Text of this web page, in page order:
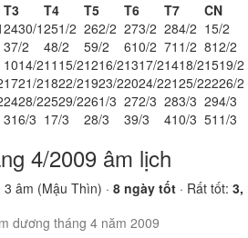
T3 T4 T5 T6 T7
CN
2430/1251/2 262/2 273/2 284/2 15/2
37/2 48/2 59/2 610/2 711/2 812/2
1014/211 15/21216/21317/21418/21519/2
1721/21822/21923/22024/22125/22226/2
2428/22529/2261/3 272/3 283/3 294/3
316/3 17/3 28/3 39/3 410/3 511/3
4/2009 âm lịch
âm (Mậu Thìn) · 8 ngày tốt · Rất tốt: 3,
dương tháng 4 năm 2009